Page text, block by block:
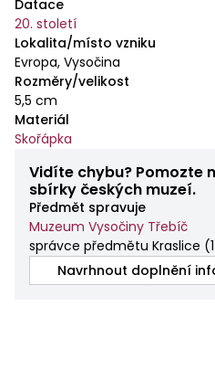
Datace
20. století
Lokalita/místo vzniku
Evropa, Vysočina
Rozměry/velikost
5,5 cm
Materiál
Skořápka
Vidíte chybu? Pomozte
sbírky českých muzeí.
Předmět spravuje
Muzeum Vysočiny Třebíč
správce předmětu Kraslice (
Navrhnout doplnění